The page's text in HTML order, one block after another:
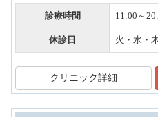
診療時間 11:00～
休診日 火・水・
クリニック詳細